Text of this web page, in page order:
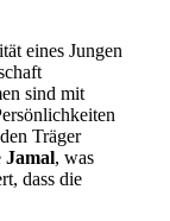
eines Jungen
sind mit
Träger
Jamal, was
dass die